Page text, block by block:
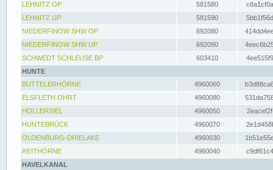
LEHNITZ OP
581580
LEHNITZ UP
581590
NIEDERFINOW SHW OP
692080
NIEDERFINOW SHW UP
692090
SCHWEDT SCHLEUSE BP
603410
HUNTE
BUTTELERHÖRNE
4960060
ELSFLETH OHRT
4960080
HOLLERSIEL
4960050
HUNTEBRÜCK
4960070
OLDENBURG-DRIELAKE
4960030
REITHÖRNE
4960040
HAVELKANAL